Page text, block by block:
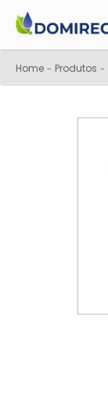
Home - Produtos -